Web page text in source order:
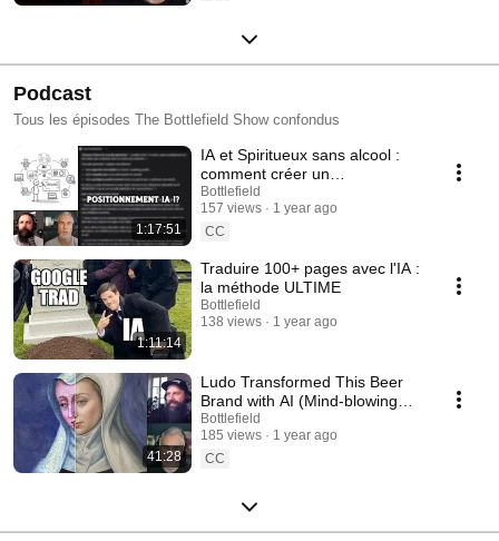
Podcast
Tous les épisodes The Bottlefield Show confondus
1:17:51
IA et Spiritueux sans alcool :
comment créer un
positionnement UNIQUE en 1h
CHRONO !
Bottlefield
157 views
1 year ago
CC
1:11:14
Traduire 100+ pages avec l'IA :
la méthode ULTIME
Bottlefield
138 views
1 year ago
41:28
Ludo Transformed This Beer
Brand with AI (Mind-blowing
Before/After)
Bottlefield
185 views
1 year ago
CC